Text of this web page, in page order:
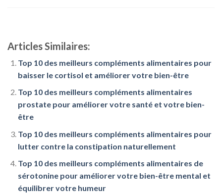
Articles Similaires:
Top 10 des meilleurs compléments alimentaires pour
baisser le cortisol et améliorer votre bien-être
Top 10 des meilleurs compléments alimentaires
prostate pour améliorer votre santé et votre bien-
être
Top 10 des meilleurs compléments alimentaires pour
lutter contre la constipation naturellement
Top 10 des meilleurs compléments alimentaires de
sérotonine pour améliorer votre bien-être mental et
équilibrer votre humeur